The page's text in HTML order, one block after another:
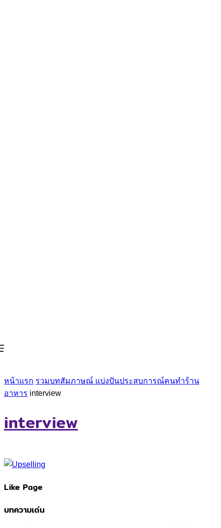
หน้าแรก รวมบทสัมภาษณ์ แบ่งปันประสบการณ์คนทำร้าน
อาหาร interview
interview
Like Page
บทความเด่น